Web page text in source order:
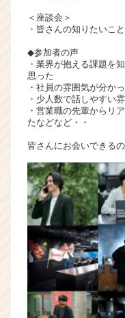
＜座談会＞
・皆さんの知りたいこ
◆参加者の声
・業界が抱える課題を
思った
・社員の雰囲気が分か
・少人数で話しやすい
・営業職の先輩からリ
たなどなど・・
皆さんにお会いできる